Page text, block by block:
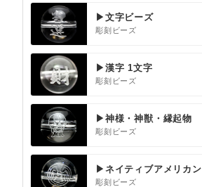
▶文字ビーズ
彫刻ビーズ
▶漢字 1文字
彫刻ビーズ
▶神様・神獣・縁起物
彫刻ビーズ
▶ネイティブアメリカン
彫刻ビーズ